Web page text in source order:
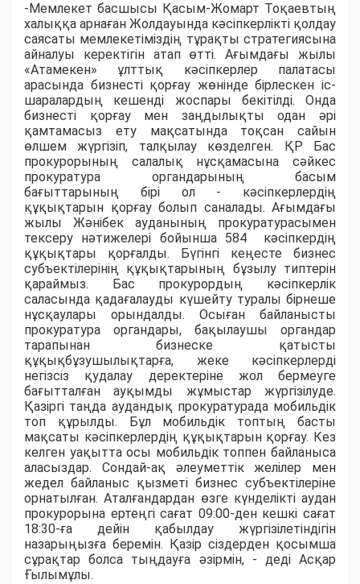
​-Мемлекет басшысы Қасым-Жомарт Тоқаевтың
халыққа арнаған Жолдауында кәсіпкерлікті қолдау
саясаты мемлекетіміздің тұрақты стратегиясына
айналуы керектігін атап өтті. Ағымдағы жылы
«Атамекен» ұлттық кәсіпкерлер палатасы
арасында бизнесті қорғау жөнінде бірлескен іс-
шаралардың кешенді жоспары бекітілді. Онда
бизнесті қорғау мен заңдылықты одан әрі
қамтамасыз ету мақсатында тоқсан сайын
өлшем жүргізіп, талқылау көзделген. ҚР Бас
прокурорының салалық нұсқамасына сәйкес
прокуратура органдарының басым
бағыттарының бірі ол - кәсіпкерлердің
құқықтарын қорғау болып саналады. Ағымдағы
жылы Жәнібек ауданының прокуратурасымен
тексеру нәтижелері бойынша 584 кәсіпкердің
құқықтары қорғалды. Бүгінгі кеңесте бизнес
субъектілерінің құқықтарының бұзылу типтерін
қараймыз. Бас прокурордың кәсіпкерлік
саласында қадағалауды күшейту туралы бірнеше
нұсқаулары орындалды. Осыған байланысты
прокуратура органдары, бақылаушы органдар
тарапынан бизнеске қатысты
құқықбұзушылықтарға, жеке кәсіпкерлерді
негізсіз қудалау деректеріне жол бермеуге
бағытталған ауқымды жұмыстар жүргізілуде.
Қазіргі таңда аудандық прокуратурада мобильдік
топ құрылды. Бұл мобильдік топтың басты
мақсаты кәсіпкерлердің құқықтарын қорғау. Кез
келген уақытта осы мобильдік топпен байланыса
аласыздар. Сондай-ақ әлеуметтік желілер мен
жедел байланыс қызметі бизнес субъектілеріне
орнатылған. Аталғандардан өзге күнделікті аудан
прокурорына ертеңгі сағат 09:00-ден кешкі сағат
18:30-ға дейін қабылдау жүргізілетіндігін
назарыңызға беремін. Қазір сіздерден қосымша
сұрақтар болса тыңдауға әзірмін, - деді Асқар
Ғылымұлы.